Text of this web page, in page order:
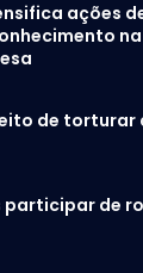
ações
de torturar
participar de